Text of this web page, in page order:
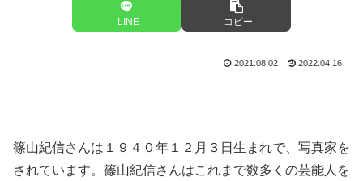
LINE コピー
2021.08.02 2022.04.16
篠山紀信さんは１９４０年１２月３日生まれで、写真家を
されています。篠山紀信さんはこれまで数多くの芸能人を